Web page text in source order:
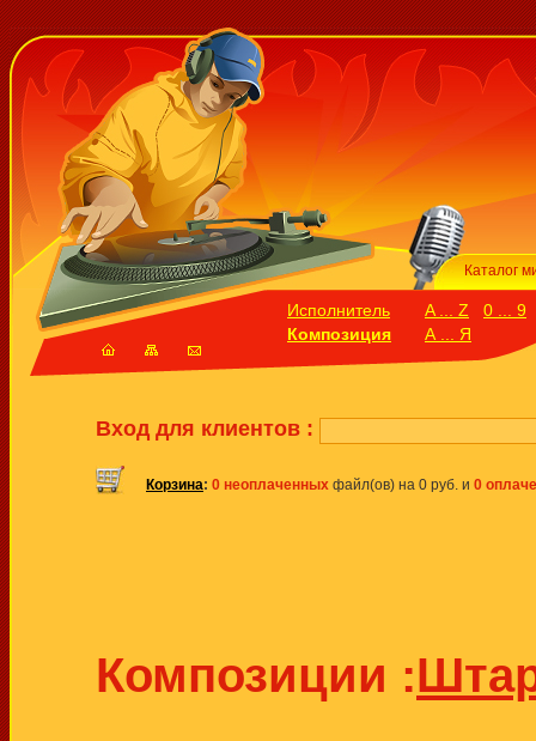
Каталог
Исполнитель
Композиция
A ... Z
0 ... 9
А ... Я
Вход для клиентов :
Корзина: 0 неоплаченных файл(ов) на 0 руб. и 0
Композиции :